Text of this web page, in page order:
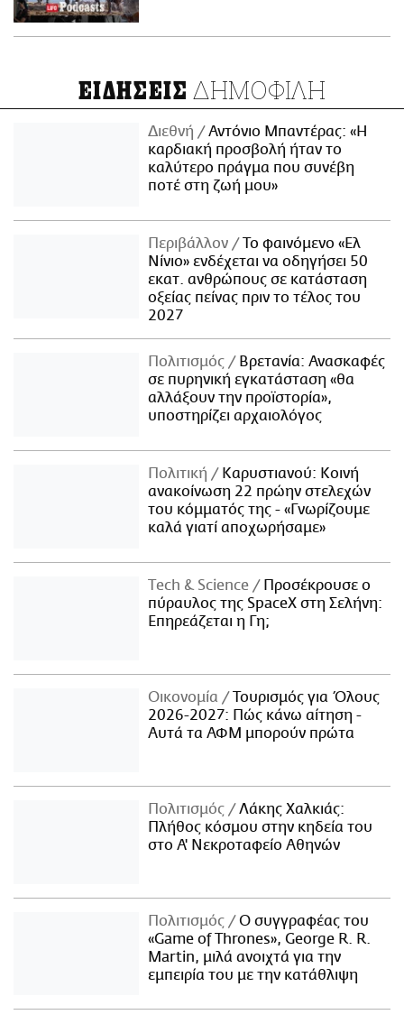
ΕΙΔΗΣΕΙΣ ΔΗΜΟΦΙΛΗ
Διεθνή
Αντόνιο Μπαντέρας: «Η
καρδιακή προσβολή ήταν το
καλύτερο πράγμα που συνέβη
ποτέ στη ζωή μου»
Περιβάλλον
Το φαινόμενο «Ελ
Νίνιο» ενδέχεται να οδηγήσει 50
εκατ. ανθρώπους σε κατάσταση
οξείας πείνας πριν το τέλος του
2027
Πολιτισμός
Βρετανία: Ανασκαφές
σε πυρηνική εγκατάσταση «θα
αλλάξουν την προϊστορία»,
υποστηρίζει αρχαιολόγος
Πολιτική
Καρυστιανού: Κοινή
ανακοίνωση 22 πρώην στελεχών
του κόμματός της - «Γνωρίζουμε
καλά γιατί αποχωρήσαμε»
Τech & Science
Προσέκρουσε ο
πύραυλος της SpaceX στη Σελήνη:
Επηρεάζεται η Γη;
Οικονομία
Τουρισμός για Όλους
2026-2027: Πώς κάνω αίτηση -
Αυτά τα ΑΦΜ μπορούν πρώτα
Πολιτισμός
Λάκης Χαλκιάς:
Πλήθος κόσμου στην κηδεία του
στο Α' Νεκροταφείο Αθηνών
Πολιτισμός
Ο συγγραφέας του
«Game of Thrones», George R. R.
Martin, μιλά ανοιχτά για την
εμπειρία του με την κατάθλιψη